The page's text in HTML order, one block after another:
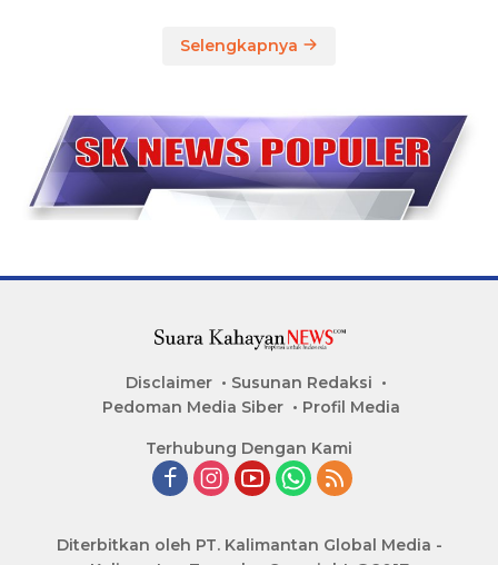
Selengkapnya
Disclaimer
Susunan Redaksi
Pedoman Media Siber
Profil Media
Terhubung Dengan Kami
Diterbitkan oleh PT. Kalimantan Global Media -